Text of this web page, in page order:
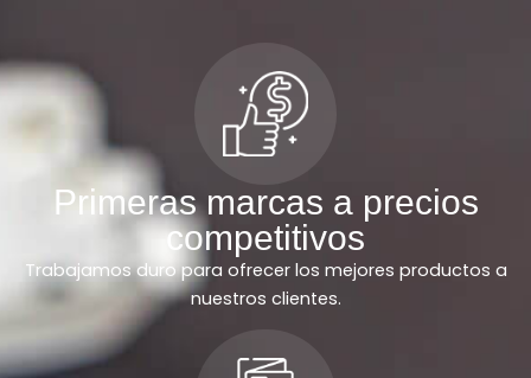
Primeras marcas a precios
competitivos
Trabajamos duro para ofrecer los mejores productos a
nuestros clientes.